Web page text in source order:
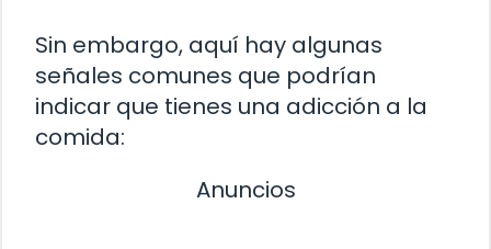
Sin embargo, aquí hay algunas
señales comunes que podrían
indicar que tienes una adicción a la
comida:
Anuncios